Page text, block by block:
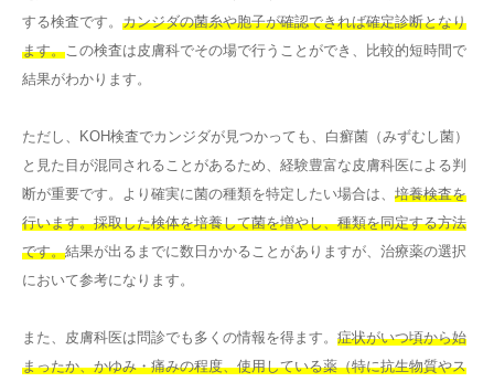
する検査です。 カンジダの菌糸や胞子が確認できれば確定診断となり
ます。 この検査は皮膚科でその場で行うことができ、比較的短時間で
結果がわかります。
ただし、KOH検査でカンジダが見つかっても、白癬菌（みずむし菌）
と見た目が混同されることがあるため、経験豊富な皮膚科医による判
断が重要です。より確実に菌の種類を特定したい場合は、 培養検査を
行います。採取した検体を培養して菌を増やし、種類を同定する方法
です。結果が出るまでに数日かかることがありますが、治療薬の選択
において参考になります。
また、皮膚科医は問診でも多くの情報を得ます。 症状がいつ頃から始
まったか、かゆみ・痛みの程度、使用している薬（特に抗生物質やス